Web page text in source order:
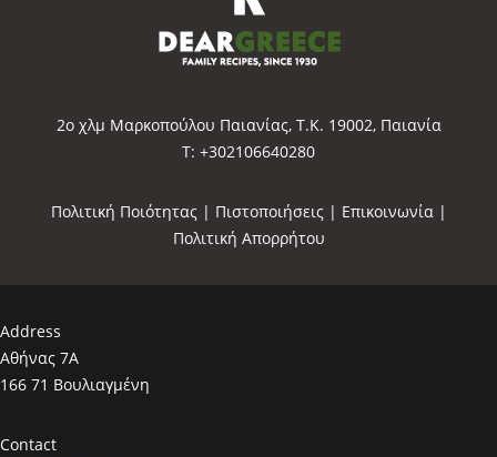
2o χλμ Μαρκοπούλου Παιανίας, Τ.Κ. 19002, Παιανία
Τ: +302106640280
Πολιτική Ποιότητας| Πιστοποιήσεις| Επικοινωνία|
Πολιτική Απορρήτου
Address
Αθήνας 7Α
166 71 Βουλιαγμένη
Contact